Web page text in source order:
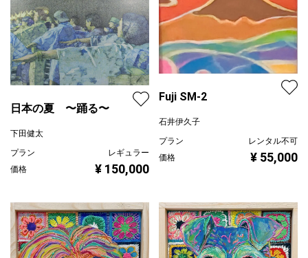
日本の夏 〜踊る〜
下田健太
プラン
レギュラー
価格
¥ 150,000
Fuji SM-2
石井伊久子
プラン
レンタル不可
価格
¥ 55,000